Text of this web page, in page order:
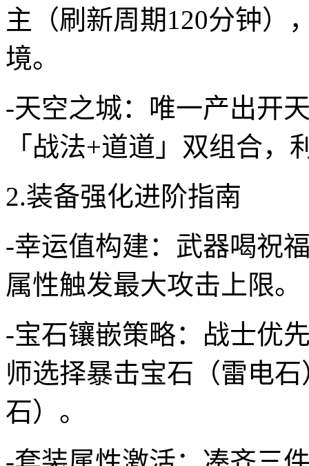
主（刷新周期120分钟）
境。
-天空之城：唯一产出开
「战法+道道」双组合，
2.装备强化进阶指南
-幸运值构建：武器喝祝
属性触发最大攻击上限。
-宝石镶嵌策略：战士优
师选择暴击宝石（雷电
石）。